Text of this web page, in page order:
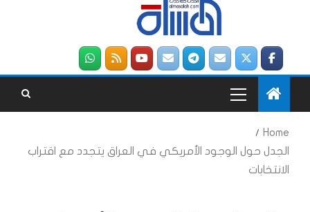
Home
الجدل حول الوجود الأمريكي في العراق يتجدد مع اقتراب
الانتخابات